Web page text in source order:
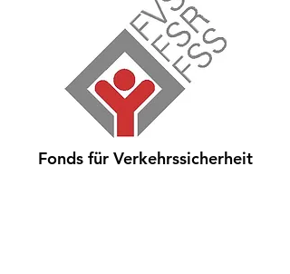
Fonds für Verkehrssicherheit